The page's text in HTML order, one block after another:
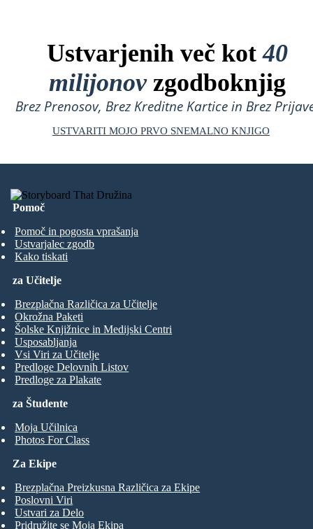
Ustvarjenih več kot40
milijonovzgodboknjig
Brez Prenosov, Brez Kreditne Kartice in Brez
USTVARITI MOJO PRVO SNEMALNO KNJIGO
Pomoč
Pomoč in pogosta vprašanja
Ustvarjalec zgodb
Kako tiskati
za Študente
Moja Učilnica
Photos For Class
za Učitelje
Brezplačna Različica za Učitelje
Okrožna Paketi
Šolske Knjižnice in Medijski Centri
Usposabljanja
Vsi Viri za Učitelje
Predloge Delovnih Listov
Predloge za Plakate
Za Ekipe
Brezplačna Preizkusna Različica za Ekipe
Poslovni Viri
Ustvari za Delo
Pridružite se Moja Ekipa